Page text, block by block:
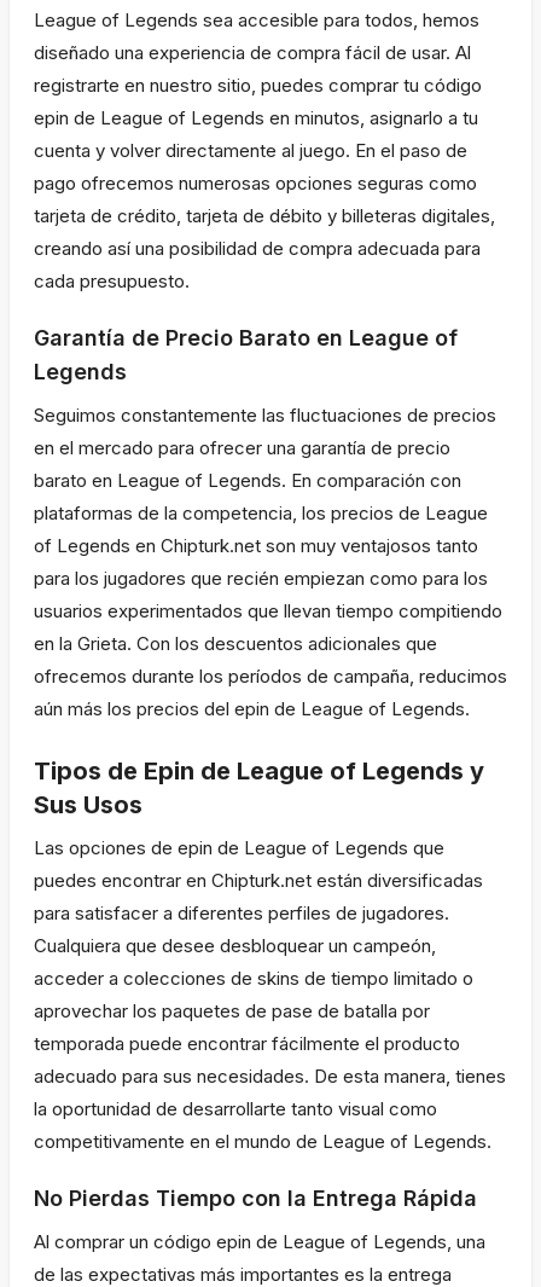
League of Legends sea accesible para todos, hemos
diseñado una experiencia de compra fácil de usar. Al
registrarte en nuestro sitio, puedes comprar tu código
epin de League of Legends en minutos, asignarlo a tu
cuenta y volver directamente al juego. En el paso de
pago ofrecemos numerosas opciones seguras como
tarjeta de crédito, tarjeta de débito y billeteras digitales,
creando así una posibilidad de compra adecuada para
cada presupuesto.
Garantía de Precio Barato en League of
Legends
Seguimos constantemente las fluctuaciones de precios
en el mercado para ofrecer una garantía de precio
barato en League of Legends. En comparación con
plataformas de la competencia, los precios de League
of Legends en Chipturk.net son muy ventajosos tanto
para los jugadores que recién empiezan como para los
usuarios experimentados que llevan tiempo compitiendo
en la Grieta. Con los descuentos adicionales que
ofrecemos durante los períodos de campaña, reducimos
aún más los precios del epin de League of Legends.
Tipos de Epin de League of Legends y
Sus Usos
Las opciones de epin de League of Legends que
puedes encontrar en Chipturk.net están diversificadas
para satisfacer a diferentes perfiles de jugadores.
Cualquiera que desee desbloquear un campeón,
acceder a colecciones de skins de tiempo limitado o
aprovechar los paquetes de pase de batalla por
temporada puede encontrar fácilmente el producto
adecuado para sus necesidades. De esta manera, tienes
la oportunidad de desarrollarte tanto visual como
competitivamente en el mundo de League of Legends.
No Pierdas Tiempo con la Entrega Rápida
Al comprar un código epin de League of Legends, una
de las expectativas más importantes es la entrega